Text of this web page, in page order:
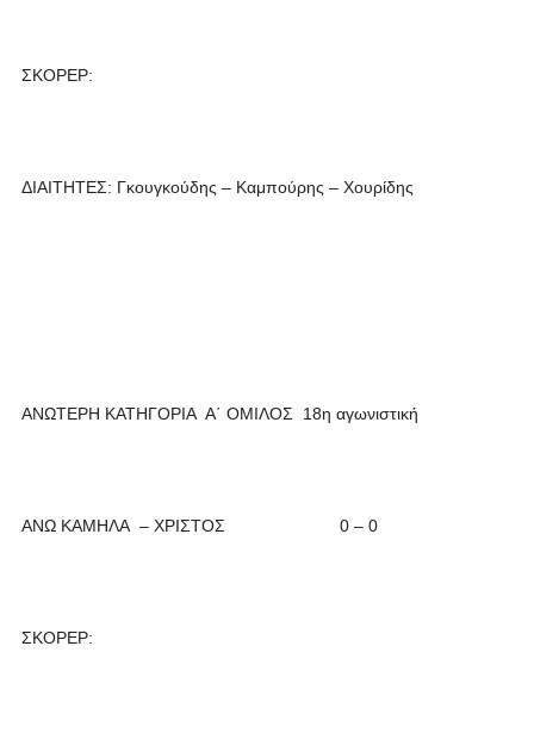
ΣΚΟΡΕΡ:
ΔΙΑΙΤΗΤΕΣ: Γκουγκούδης – Καμπούρης – Χουρίδης
ΑΝΩΤΕΡΗ ΚΑΤΗΓΟΡΙΑ Α΄ ΟΜΙΛΟΣ 18η αγωνιστική
ΑΝΩ ΚΑΜΗΛΑ – ΧΡΙΣΤΟΣ 0 – 0
ΣΚΟΡΕΡ: